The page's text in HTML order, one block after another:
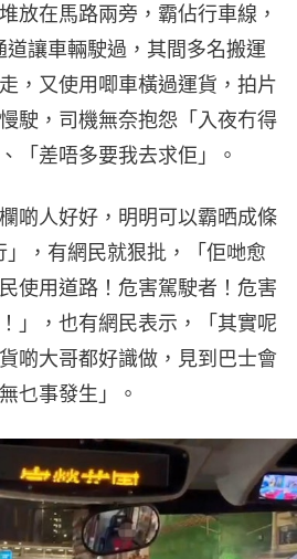
放在馬路兩旁，霸佔行車線，
道讓車輛駛過，其間多名搬運
，又使用唧車橫過運貨，拍片
駛，司機無奈抱怨「入夜冇得
「差唔多要我去求佢」。
啲人好好，明明可以霸晒成條
」，有網民就狠批，「佢哋愈
使用道路！危害駕駛者！危害
」，也有網民表示，「其實呢
啲大哥都好識做，見到巴士會
乜事發生」。